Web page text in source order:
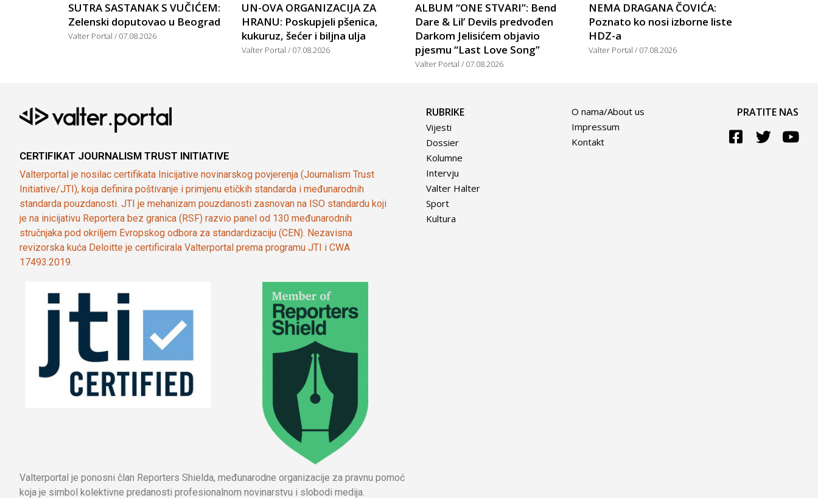
SUTRA SASTANAK S VUČIĆEM:
Zelenski doputovao u Beograd
Valter Portal 07.08.2026
UN-OVA ORGANIZACIJA ZA
HRANU: Poskupjeli pšenica,
kukuruz, šećer i biljna ulja
Valter Portal 07.08.2026
ALBUM “ONE STVARI”: Bend
Dare & Lil’ Devils predvođen
Darkom Jelisićem objavio
pjesmu “Last Love Song”
Valter Portal 07.08.2026
NEMA DRAGANA ČOVIĆA:
Poznato ko nosi izborne liste
HDZ-a
Valter Portal 07.08.2026
CERTIFIKAT JOURNALISM TRUST INITIATIVE
Valterportal je nosilac certifikata Inicijative novinarskog povjerenja (Journalism Trust
Initiative/JTI), koja definira poštivanje i primjenu etičkih standarda i međunarodnih
standarda pouzdanosti. JTI je mehanizam pouzdanosti zasnovan na ISO standardu koji
je na inicijativu Reportera bez granica (RSF) razvio panel od 130 međunarodnih
stručnjaka pod okriljem Evropskog odbora za standardizaciju (CEN). Nezavisna
revizorska kuća Deloitte je certificirala Valterportal prema programu JTI i CWA
17493:2019.
Valterportal je ponosni član Reporters Shielda, međunarodne organizacije za pravnu pomoć
koja je simbol kolektivne predanosti profesionalnom novinarstvu i slobodi medija.
RUBRIKE
Vijesti
Dossier
Kolumne
Intervju
Valter Halter
Sport
Kultura
O nama/About us
Impressum
Kontakt
PRATITE NAS